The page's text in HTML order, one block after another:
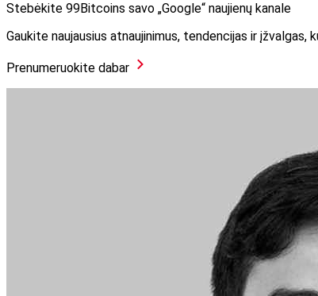
Stebėkite 99Bitcoins savo „Google“ naujienų kanale
Gaukite naujausius atnaujinimus, tendencijas ir
Prenumeruokite dabar